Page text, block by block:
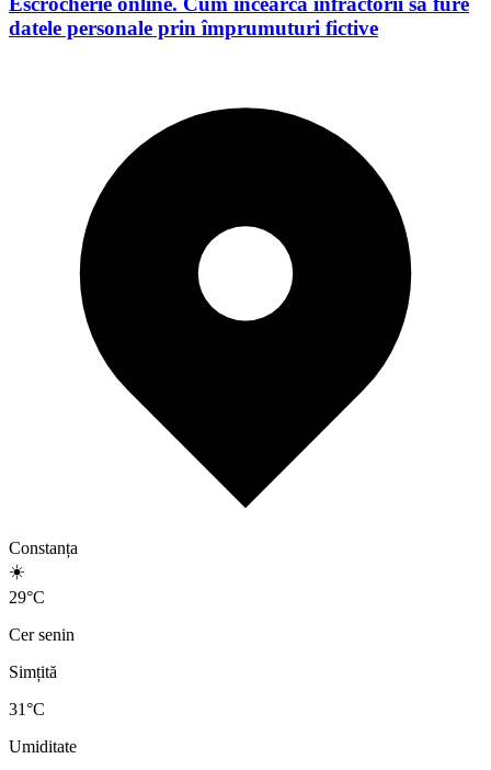
datele personale prin împrumuturi fictive
Constanța
☀️
29°C
Cer senin
Simțită
31°C
Umiditate